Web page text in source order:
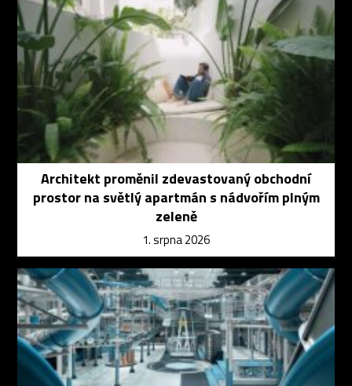
Architekt proměnil zdevastovaný obchodní
prostor na světlý apartmán s nádvořím plným
zeleně
1. srpna 2026